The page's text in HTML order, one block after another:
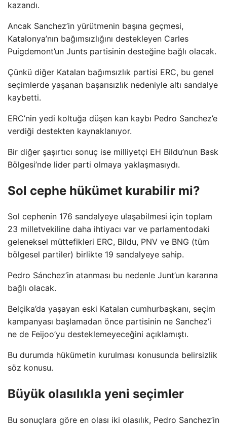
kazandı.
Ancak Sanchez’in yürütmenin başına geçmesi,
Katalonya’nın bağımsızlığını destekleyen Carles
Puigdemont’un Junts partisinin desteğine bağlı olacak.
Çünkü diğer Katalan bağımsızlık partisi ERC, bu genel
seçimlerde yaşanan başarısızlık nedeniyle altı sandalye
kaybetti.
ERC’nin yedi koltuğa düşen kan kaybı Pedro Sanchez’e
verdiği destekten kaynaklanıyor.
Bir diğer şaşırtıcı sonuç ise milliyetçi EH Bildu’nun Bask
Bölgesi’nde lider parti olmaya yaklaşmasıydı.
Sol cephe hükümet kurabilir mi?
Sol cephenin 176 sandalyeye ulaşabilmesi için toplam
23 milletvekiline daha ihtiyacı var ve parlamentodaki
geleneksel müttefikleri ERC, Bildu, PNV ve BNG (tüm
bölgesel partiler) birlikte 19 sandalyeye sahip.
Pedro Sánchez’in atanması bu nedenle Junt’un kararına
bağlı olacak.
Belçika’da yaşayan eski Katalan cumhurbaşkanı, seçim
kampanyası başlamadan önce partisinin ne Sanchez’i
ne de Feijoo’yu desteklemeyeceğini açıklamıştı.
Bu durumda hükümetin kurulması konusunda belirsizlik
söz konusu.
Büyük olasılıkla yeni seçimler
Bu sonuçlara göre en olası iki olasılık, Pedro Sanchez’in